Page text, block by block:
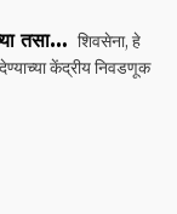
तसा… शिवसेना, हे
केंद्रीय निवडणूक